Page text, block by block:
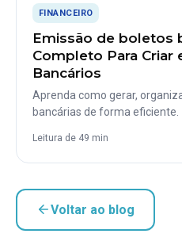
FINANCEIRO
Emissão de boletos
Completo Para Criar
Bancários
Aprenda como gerar,
bancárias de forma eficiente.
Leitura de 49 min
Voltar ao blog